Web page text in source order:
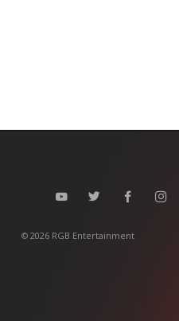
©2026 RGB Entertainment